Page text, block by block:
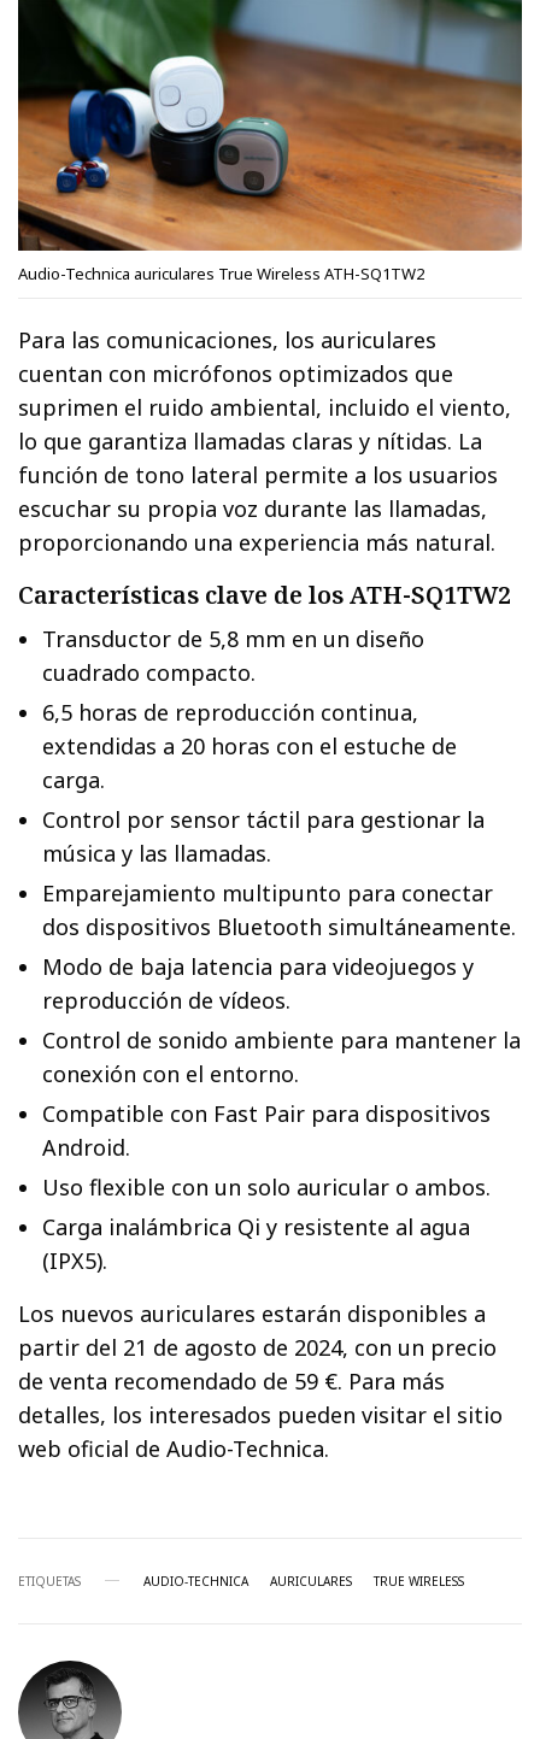
Audio-Technica auriculares True Wireless ATH-SQ1TW2
Para las comunicaciones, los auriculares
cuentan con micrófonos optimizados que
suprimen el ruido ambiental, incluido el viento,
lo que garantiza llamadas claras y nítidas. La
función de tono lateral permite a los usuarios
escuchar su propia voz durante las llamadas,
proporcionando una experiencia más natural.
Características clave de los ATH-SQ1TW2
Transductor de 5,8 mm en un diseño
cuadrado compacto.
6,5 horas de reproducción continua,
extendidas a 20 horas con el estuche de
carga.
Control por sensor táctil para gestionar la
música y las llamadas.
Emparejamiento multipunto para conectar
dos dispositivos Bluetooth simultáneamente.
Modo de baja latencia para videojuegos y
reproducción de vídeos.
Control de sonido ambiente para mantener la
conexión con el entorno.
Compatible con Fast Pair para dispositivos
Android.
Uso flexible con un solo auricular o ambos.
Carga inalámbrica Qi y resistente al agua
(IPX5).
Los nuevos auriculares estarán disponibles a
partir del 21 de agosto de 2024, con un precio
de venta recomendado de 59 €. Para más
detalles, los interesados pueden visitar el sitio
web oficial de Audio-Technica.
ETIQUETAS AUDIO-TECHNICA AURICULARES TRUE WIRELESS